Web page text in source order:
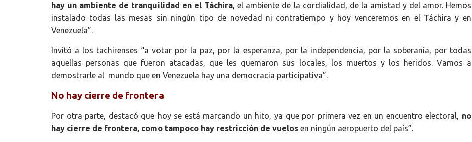
hay un ambiente de tranquilidad en el Táchira, el ambiente de la cordialidad, de la amistad y del amor. Hemos
instalado todas las mesas sin ningún tipo de novedad ni contratiempo y hoy venceremos en el Táchira y en
Venezuela”.
Invitó a los tachirenses “a votar por la paz, por la esperanza, por la independencia, por la soberanía, por todas
aquellas personas que fueron atacadas, que les quemaron sus locales, los muertos y los heridos. Vamos a
demostrarle al mundo que en Venezuela hay una democracia participativa”.
No hay cierre de frontera
Por otra parte, destacó que hoy se está marcando un hito, ya que por primera vez en un encuentro electoral, no
hay cierre de frontera, como tampoco hay restricción de vuelos en ningún aeropuerto del país”.